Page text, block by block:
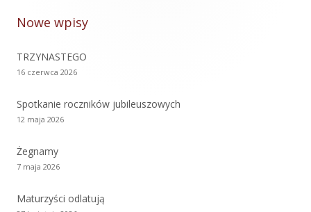
panel
boczny
Nowe wpisy
TRZYNASTEGO
16 czerwca 2026
Spotkanie roczników jubileuszowych
12 maja 2026
Żegnamy
7 maja 2026
Maturzyści odlatują